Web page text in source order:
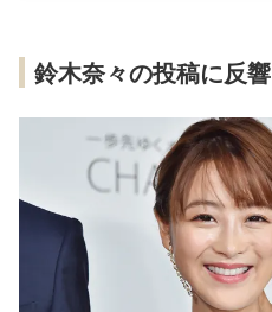
鈴木奈々の投稿に反響